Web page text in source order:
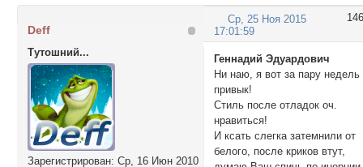
146
Ср, 25 Ноя 2015
17:01:59
Deff
Тутошний...
Зарегистрирован: Ср, 16 Июн 2010
Геннадий Эдуардович
Ни наю, я вот за пару недель
привык!
Стиль после отладок оч.
нравиться!
И ксать слегка затемнили от
белого, после криков втут,